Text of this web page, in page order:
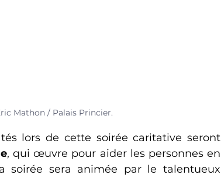
Mathon / Palais Princier.
lors de cette soirée caritative seront
, qui œuvre pour aider les personnes en